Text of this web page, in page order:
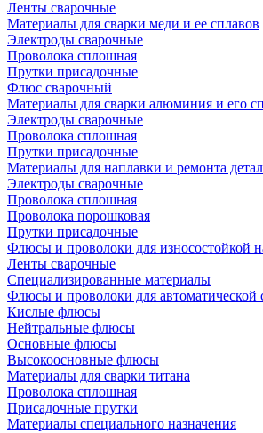
Ленты сварочные
Материалы для сварки меди и ее сплавов
Электроды сварочные
Проволока сплошная
Прутки присадочные
Флюс сварочный
Материалы для сварки алюминия и его
Электроды сварочные
Проволока сплошная
Прутки присадочные
Материалы для наплавки и ремонта
Электроды сварочные
Проволока сплошная
Проволока порошковая
Прутки присадочные
Флюсы и проволоки для износостойкой
Ленты сварочные
Специализированные материалы
Флюсы и проволоки для автоматической
Кислые флюсы
Нейтральные флюсы
Основные флюсы
Высокоосновные флюсы
Материалы для сварки титана
Проволока сплошная
Присадочные прутки
Материалы специального назначения